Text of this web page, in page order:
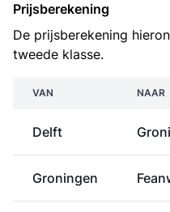
Prijsberekening
De prijsberekening
tweede klasse.
VAN NAAR
Delft
Groningen